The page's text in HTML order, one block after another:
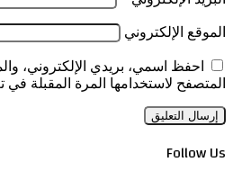
الموقع الإلكتروني
احفظ اسمي، بريدي الإلكتروني،
المتصفح لاستخدامها المرة المقبلة في
Follow Us